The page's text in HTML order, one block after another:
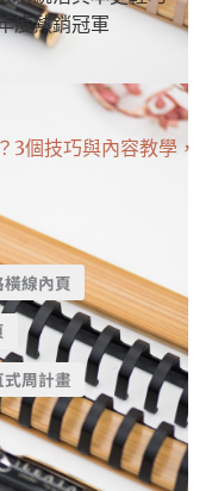
度熱銷冠軍
3個技巧與內容教學，
線內頁
周計畫